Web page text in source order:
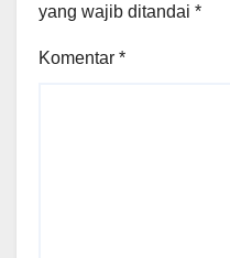
yang wajib ditandai *
Komentar *